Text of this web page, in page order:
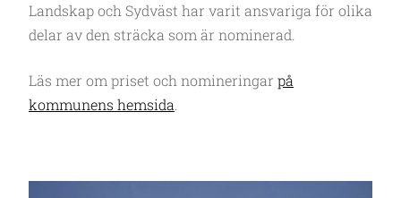
Landskap och Sydväst har varit ansvariga för olika
delar av den sträcka som är nominerad.
Läs mer om priset och nomineringar på
kommunens hemsida.